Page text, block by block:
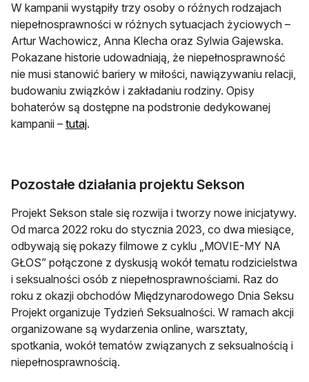
W kampanii wystąpiły trzy osoby o różnych rodzajach
niepełnosprawności w różnych sytuacjach życiowych –
Artur Wachowicz, Anna Klecha oraz Sylwia Gajewska.
Pokazane historie udowadniają, że niepełnosprawność
nie musi stanowić bariery w miłości, nawiązywaniu relacji,
budowaniu związków i zakładaniu rodziny. Opisy
bohaterów są dostępne na podstronie dedykowanej
kampanii – tutajotwiera się w nowej karcie
.
Pozostałe działania projektu Sekson
Projekt Sekson stale się rozwija i tworzy nowe inicjatywy.
Od marca 2022 roku do stycznia 2023, co dwa miesiące,
odbywają się pokazy filmowe z cyklu „MOVIE-MY NA
GŁOS” połączone z dyskusją wokół tematu rodzicielstwa
i seksualności osób z niepełnosprawnościami. Raz do
roku z okazji obchodów Międzynarodowego Dnia Seksu
Projekt organizuje Tydzień Seksualności. W ramach akcji
organizowane są wydarzenia online, warsztaty,
spotkania, wokół tematów związanych z seksualnością i
niepełnosprawnością.